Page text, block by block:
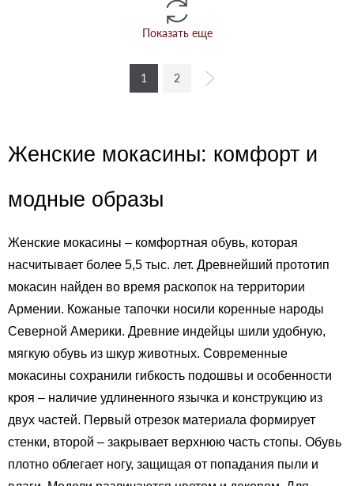
Показать еще
1 2
Женские мокасины: комфорт и
модные образы
Женские мокасины – комфортная обувь, которая
насчитывает более 5,5 тыс. лет. Древнейший прототип
мокасин найден во время раскопок на территории
Армении. Кожаные тапочки носили коренные народы
Северной Америки. Древние индейцы шили удобную,
мягкую обувь из шкур животных. Современные
мокасины сохранили гибкость подошвы и особенности
кроя – наличие удлиненного язычка и конструкцию из
двух частей. Первый отрезок материала формирует
стенки, второй – закрывает верхнюю часть стопы. Обувь
плотно облегает ногу, защищая от попадания пыли и